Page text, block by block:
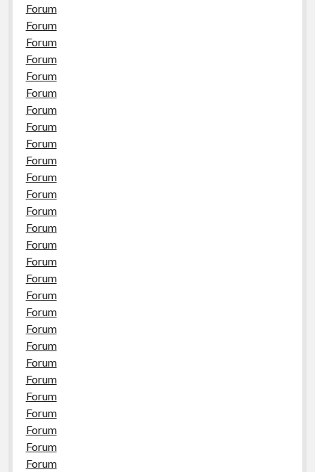
Forum
Forum
Forum
Forum
Forum
Forum
Forum
Forum
Forum
Forum
Forum
Forum
Forum
Forum
Forum
Forum
Forum
Forum
Forum
Forum
Forum
Forum
Forum
Forum
Forum
Forum
Forum
Forum